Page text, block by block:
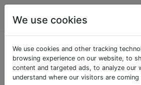
Animali
Perché il mio
paura di me
We use cookies
We use cookies and other tracking
browsing experience on our website, to
content and targeted ads, to analyze our
understand where our visitors are coming